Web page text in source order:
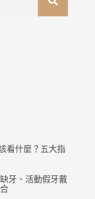
看什麼？五大指
牙、活動假牙戴